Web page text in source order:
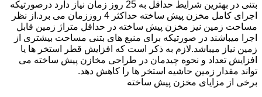
بتنی در بهترین شرایط حداقل به 25 روز زمان نیاز دارد درصورتیکه
اجرای کامل مخزن پیش ساخته حداکثر 4 روززمان می برد.از نظر
مساحت زمین نیز مخزن پیش ساخته در حداقل متراژ زمین قابل
اجرا میباشند در صورتیکه برای منبع های بتنی مساحت بیشتری از
زمین نیاز میباشد.لازم به ذکر است که افزایش قطر استخر ها یا
افزایش تعداد و نحوه چیدمان در طراحی مخازن پیش ساخته می
تواند مقدار زمین حاشیه استخر ها را کاهش دهد.
برخی از مزایای مخزن پیش ساخته